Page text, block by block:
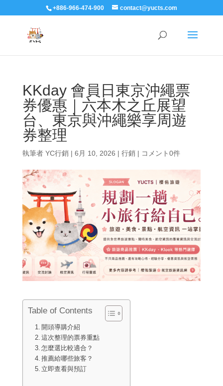
+886-966-474-900 contact@yucts.com
KKday 會員日東京沖繩票
券優惠｜六本木之丘展望
台、東京與沖繩樂享周遊
券整理
執筆者 YC行銷| 6月 10, 2026 | 行銷| コメント0件
Table of Contents
開頭導購介紹
這次整理的票券重點
怎麼選比較適合？
推薦給哪些旅客？
立即查看與預訂